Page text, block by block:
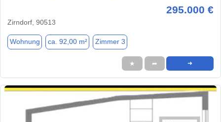
295.000 €
Zirndorf, 90513
Wohnung ca. 92,00 m² Zimmer 3
★ ➦ ➜